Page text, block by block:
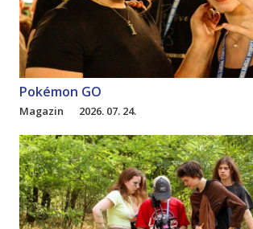
Pokémon GO
Magazin 2026. 07. 24.